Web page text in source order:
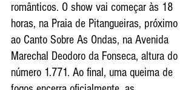
românticos. O show vai começar às 18
horas, na Praia de Pitangueiras, próximo
ao Canto Sobre As Ondas, na Avenida
Marechal Deodoro da Fonseca, altura do
número 1.771. Ao final, uma queima de